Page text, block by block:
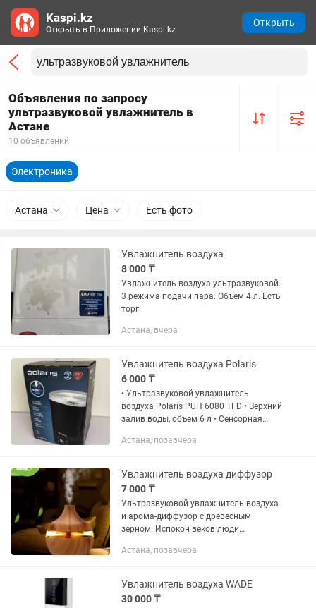
Объявления по запросу
ультразвуковой увлажнитель в
Астане
10 объявлений
Электроника
Астана Цена Есть фото
Увлажнитель воздуха
8 000 ₸
Увлажнитель воздуха ультразвуковой.
3 режима подачи пара. Объем 4 л. Есть
торг
Астана, вчера
Увлажнитель воздуха Polaris
6 000 ₸
• Ультразвуковой увлажнитель
воздуха Polaris PUH 6080 TFD • Верхний
залив воды, объем 6 л • Сенсорная
режим В хорошем рабочем состоянии
Астана, позавчера
Увлажнитель воздуха диффузор
7 000 ₸
Ультразвуковой увлажнитель воздуха
и арома-диффузор с древесным
зерном. Испокон веков люди
самых разных целей - как
лечения болезней....
Астана, позавчера
Увлажнитель воздуха WADE
30 000 ₸
Kaspi.kz
Открыть в Приложении Kaspi.kz
Открыть